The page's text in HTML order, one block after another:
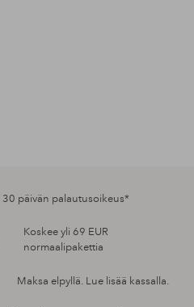
30 päivän palautusoikeus*
Koskee yli 69 EUR
normaalipakettia
Maksa elpyllä. Lue lisää kassalla.